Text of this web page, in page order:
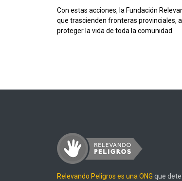
Con estas acciones, la Fundación
que trascienden fronteras provinciales,
proteger la vida de toda la comunidad.
Relevando Peligros es una ONG que